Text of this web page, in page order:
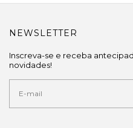
NEWSLETTER
Inscreva-se e receba
novidades!